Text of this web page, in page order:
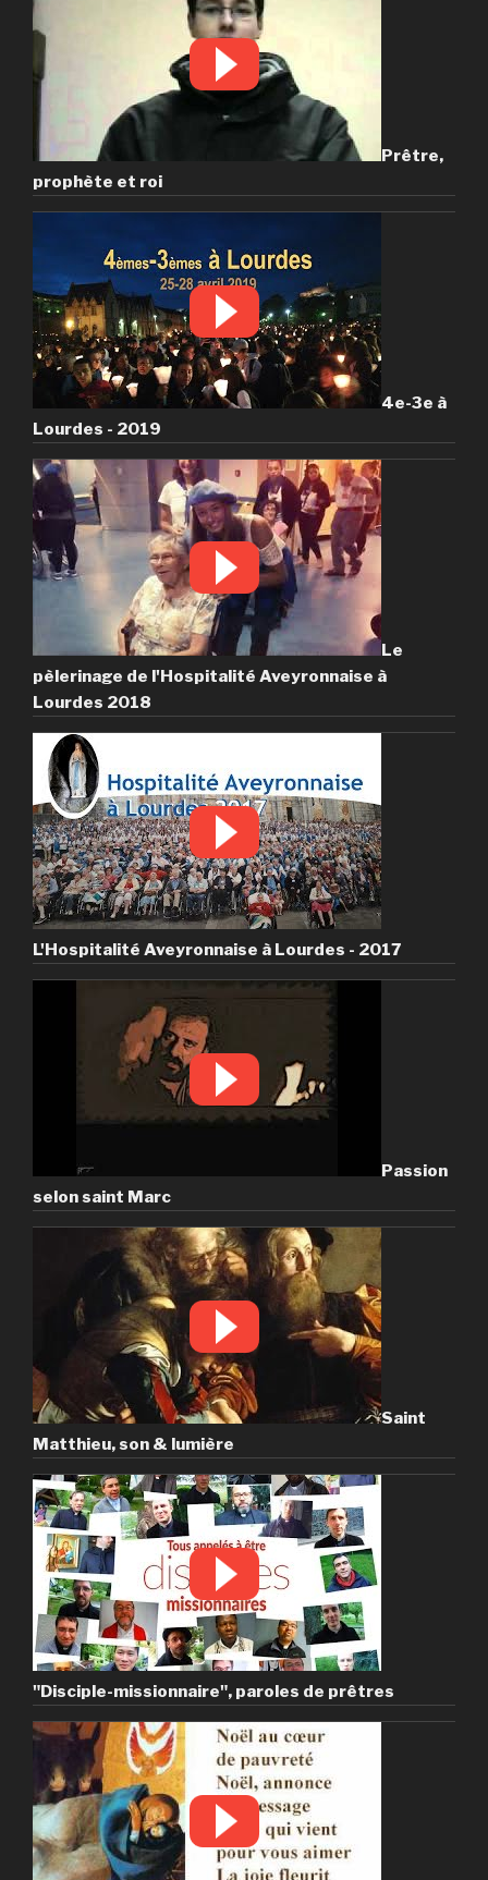
Prêtre,
prophète et roi
4e-3e à
Lourdes - 2019
Le
pèlerinage de l'Hospitalité Aveyronnaise à
Lourdes 2018
L'Hospitalité Aveyronnaise à Lourdes - 2017
Passion
selon saint Marc
Saint
Matthieu, son & lumière
"Disciple-missionnaire", paroles de prêtres